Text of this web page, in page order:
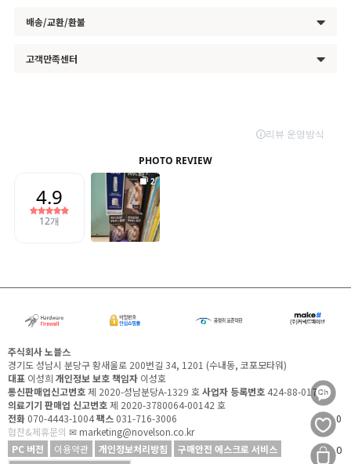
0
0
배송/교환/환불
고객만족센터
주식회사 노블스
경기도 성남시 분당구 황새울로 200번길 34, 1201 (수내동, 코포모타워)
대표 이성희 개인정보 보호 책임자 이성호
통신판매업신고번호제 2020-성남분당A-1329 호사업자 등록번호 424-88-01732
의료기기 판매업 신고번호제 2020-3780064-00142 호
전화 070-4443-1004팩스 031-716-3006
협찬&제휴문의 ✉ marketing@novelson.co.kr
PC 버전
이용약관 개인정보처리방침 구매안전 에스크로 서비스